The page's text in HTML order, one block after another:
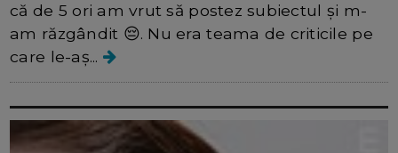
că de 5 ori am vrut să postez subiectul și m-
am răzgândit 😔. Nu era teama de criticile pe
care le-aș...